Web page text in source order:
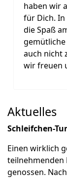
haben wir
für Dich. In
die Spaß
auch nicht
wir freuen
Aktuelles
Schleifchen-
Einen wirklich
teilnehmenden
genossen.